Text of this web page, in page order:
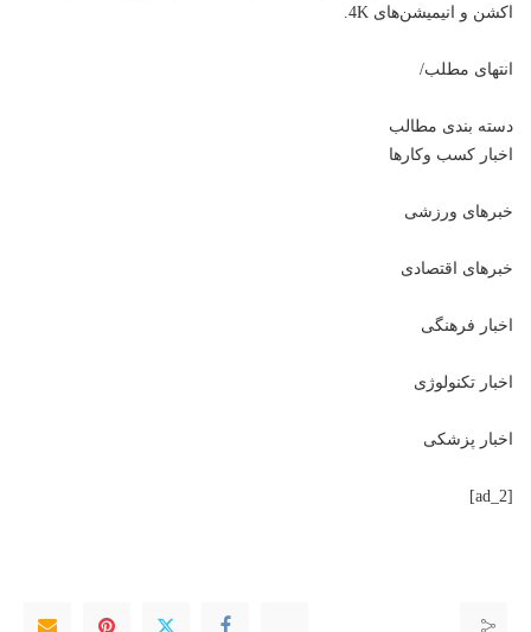
اکشن و انیمیشن‌های 4K.
انتهای مطلب/
دسته بندی مطالب
اخبار کسب وکارها
خبرهای ورزشی
خبرهای اقتصادی
اخبار فرهنگی
اخبار تکنولوژی
اخبار پزشکی
[ad_2]